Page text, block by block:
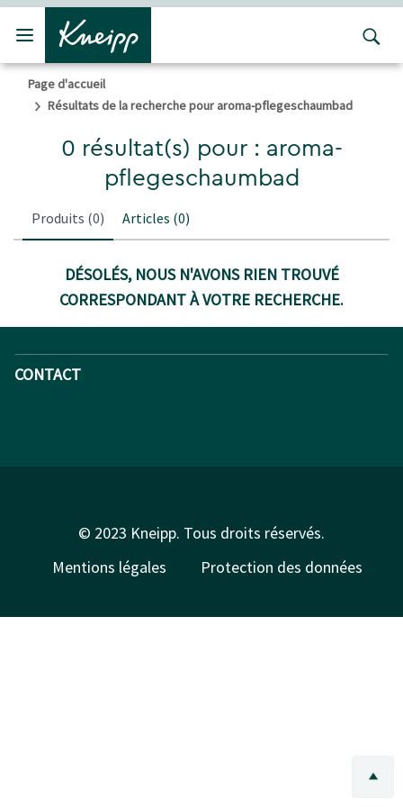
Passer au contenu principal
Passer au contenu du pied de page
Page d'accueil
Résultats de la recherche pour aroma-pflegeschaumbad
0 résultat(s) pour : aroma-
pflegeschaumbad
Produits (0) Articles (0)
DÉSOLÉS, NOUS N'AVONS RIEN TROUVÉ
CORRESPONDANT À VOTRE RECHERCHE.
CONTACT
© 2023 Kneipp. Tous droits réservés.
Mentions légales
Protection des données